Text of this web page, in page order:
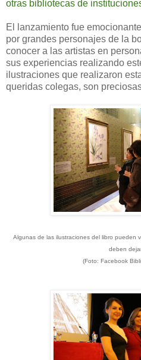
otras bibliotecas de
El lanzamiento fue
por grandes personajes de la
conocer a las artistas en
sus experiencias realizando
ilustraciones que realizaron
queridas colegas, son
Algunas de las ilustraciones del libro pueden
deben
(Foto: Facebook